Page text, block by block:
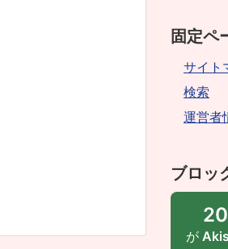
固定ペ
サイト
検索
運営者
ブロッ
が